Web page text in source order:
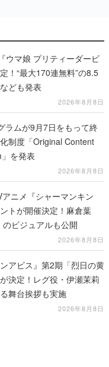
ウマ娘 プリティーダービ
！“最大170連無料”の8.5
ども発表
2026年8月8日
ラムが9月7日をもって終
制度「Original Content
を発表
2026年8月8日
アニメ『シャーマンキン
トが開催決定！麻倉葉
のビジュアルも公開
2026年8月8日
アビス』第2期「烈日の黄
決定！レグ役・伊瀬茉莉
舞台挨拶も実施
2026年8月8日